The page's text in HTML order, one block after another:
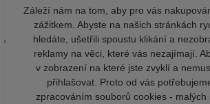
Záleží nám na tom, aby pro vás
zážitkem. Abyste na našich stránkách
hledáte, ušetřili spoustu klikání a
reklamy na věci, které vás nezajímají.
v zobrazení na které jste zvyklí a
přihlašovat. Proto od vás
zpracováním souborů cookies - malých